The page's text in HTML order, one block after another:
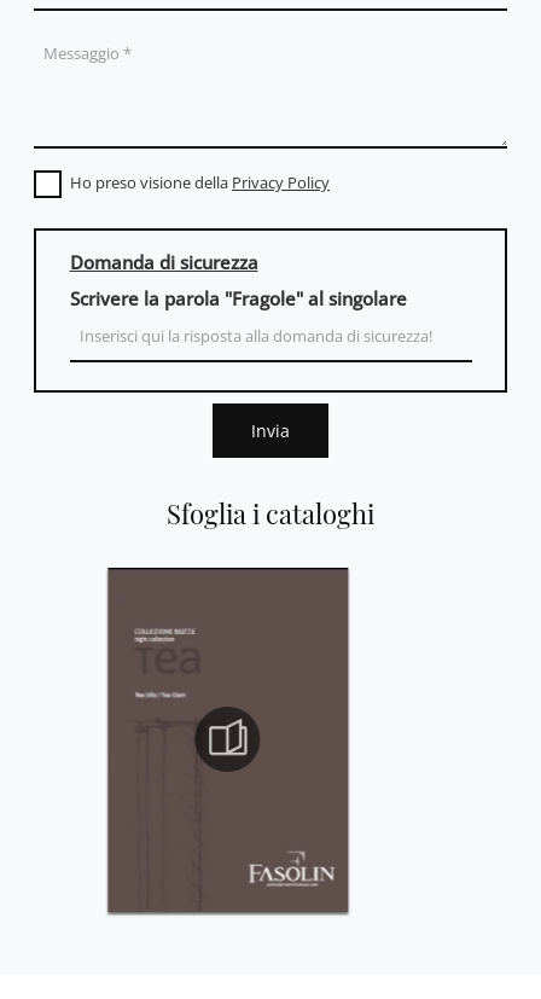
Sfoglia i cataloghi
Ho preso visione della Privacy Policy
Domanda di sicurezza
Scrivere la parola "Fragole" al singolare
Invia